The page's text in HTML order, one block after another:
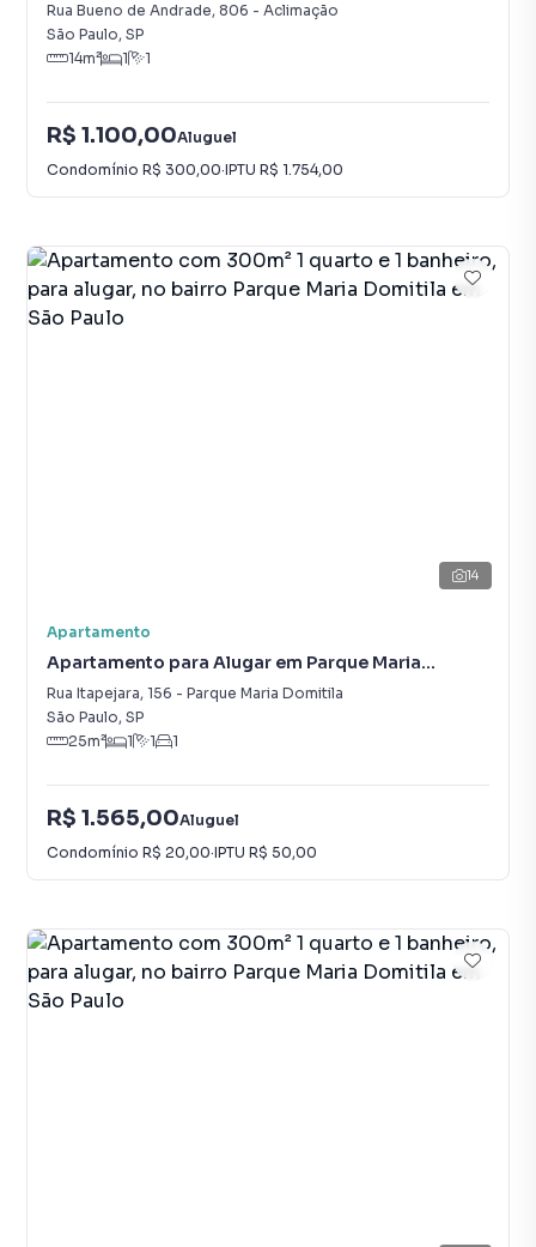
Rua Bueno de Andrade, 806 - Aclimação
São Paulo, SP
14m² 1 1
R$ 1.100,00Aluguel
Condomínio R$ 300,00·IPTU R$ 1.754,00
14
Apartamento
Apartamento para Alugar em Parque Maria
Domitila
Rua Itapejara, 156 - Parque Maria Domitila
São Paulo, SP
25m² 1 1 1
R$ 1.565,00Aluguel
Condomínio R$ 20,00·IPTU R$ 50,00